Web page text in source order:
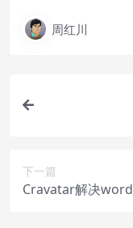
周红川
下一篇
Cravatar解决